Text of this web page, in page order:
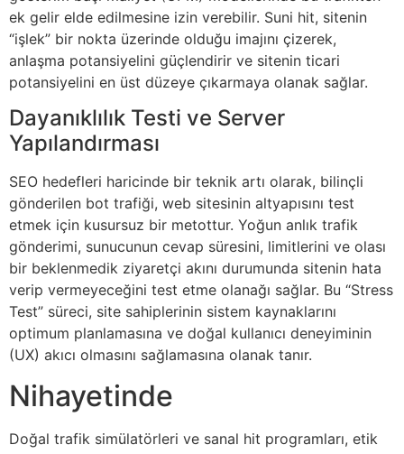
ek gelir elde edilmesine izin verebilir. Suni hit, sitenin
“işlek” bir nokta üzerinde olduğu imajını çizerek,
anlaşma potansiyelini güçlendirir ve sitenin ticari
potansiyelini en üst düzeye çıkarmaya olanak sağlar.
Dayanıklılık Testi ve Server
Yapılandırması
SEO hedefleri haricinde bir teknik artı olarak, bilinçli
gönderilen bot trafiği, web sitesinin altyapısını test
etmek için kusursuz bir metottur. Yoğun anlık trafik
gönderimi, sunucunun cevap süresini, limitlerini ve olası
bir beklenmedik ziyaretçi akını durumunda sitenin hata
verip vermeyeceğini test etme olanağı sağlar. Bu “Stress
Test” süreci, site sahiplerinin sistem kaynaklarını
optimum planlamasına ve doğal kullanıcı deneyiminin
(UX) akıcı olmasını sağlamasına olanak tanır.
Nihayetinde
Doğal trafik simülatörleri ve sanal hit programları, etik